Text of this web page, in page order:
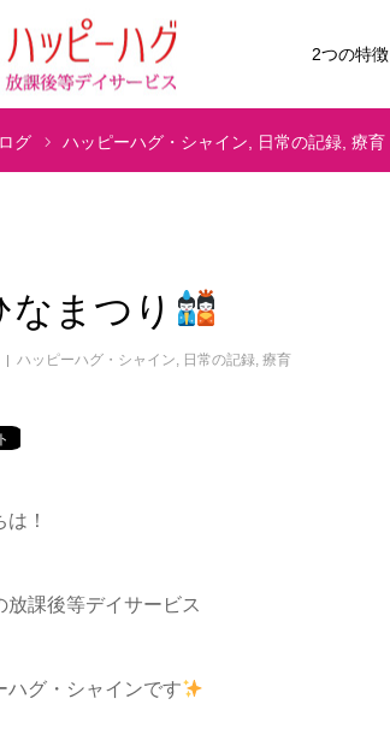
2つの特徴
グ ハッピーハグ・シャイン 日常の記録 療育
なまつり
ハッピーハグ・シャイン, 日常の記録, 療育
！
放課後等デイサービス
ハグ・シャインです